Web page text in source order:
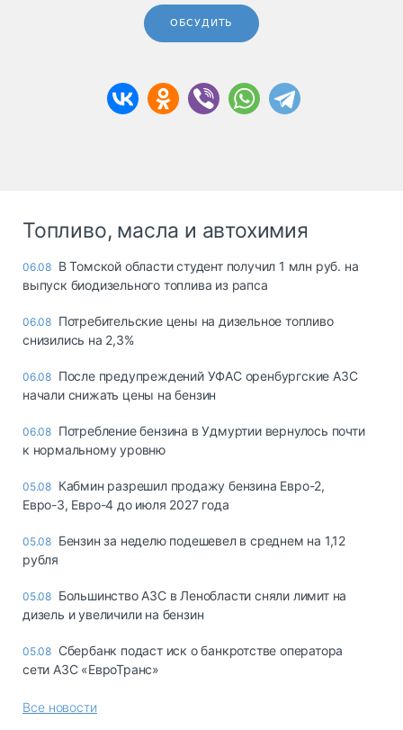
ОБСУДИТЬ
Топливо, масла и автохимия
06.08 В Томской области студент получил 1 млн руб. на
выпуск биодизельного топлива из рапса
06.08 Потребительские цены на дизельное топливо
снизились на 2,3%
06.08 После предупреждений УФАС оренбургские АЗС
начали снижать цены на бензин
06.08 Потребление бензина в Удмуртии вернулось почти
к нормальному уровню
05.08 Кабмин разрешил продажу бензина Евро-2,
Евро-3, Евро-4 до июля 2027 года
05.08 Бензин за неделю подешевел в среднем на 1,12
рубля
05.08 Большинство АЗС в Ленобласти сняли лимит на
дизель и увеличили на бензин
05.08 Сбербанк подаст иск о банкротстве оператора
сети АЗС «ЕвроТранс»
Все новости